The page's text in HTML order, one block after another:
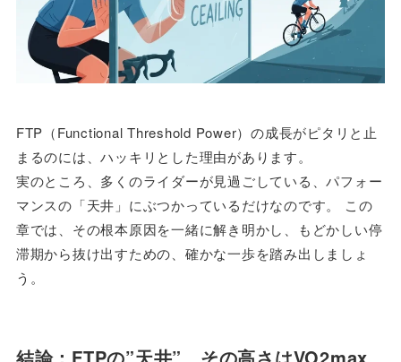
FTP（Functional Threshold Power）の成長がピタリと止
まるのには、ハッキリとした理由があります。
実のところ、多くのライダーが見過ごしている、パフォー
マンスの「天井」にぶつかっているだけなのです。 この
章では、その根本原因を一緒に解き明かし、もどかしい停
滞期から抜け出すための、確かな一歩を踏み出しましょ
う。